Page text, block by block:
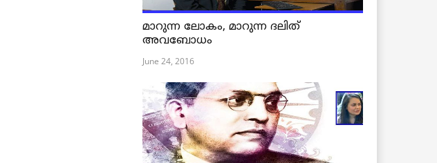
മാറുന്ന ലോകം, മാറുന്ന ദലിത്
അവബോധം
June 24, 2016